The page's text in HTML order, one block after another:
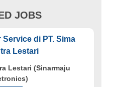
JOBS
di PT. Sima
Lestari
Lestari (Sinarmaju